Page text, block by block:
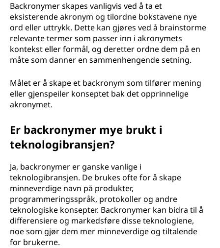
Backronymer skapes vanligvis ved å ta et
eksisterende akronym og tilordne bokstavene nye
ord eller uttrykk. Dette kan gjøres ved å brainstorme
relevante termer som passer inn i akronymets
kontekst eller formål, og deretter ordne dem på en
måte som danner en sammenhengende setning.
Målet er å skape et backronym som tilfører mening
eller gjenspeiler konseptet bak det opprinnelige
akronymet.
Er backronymer mye brukt i
teknologibransjen?
Ja, backronymer er ganske vanlige i
teknologibransjen. De brukes ofte for å skape
minneverdige navn på produkter,
programmeringsspråk, protokoller og andre
teknologiske konsepter. Backronymer kan bidra til å
differensiere og markedsføre disse teknologiene,
noe som gjør dem mer minneverdige og tiltalende
for brukerne.